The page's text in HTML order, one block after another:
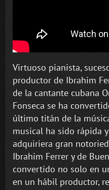
Virtuoso pianista,
productor de Ibrahim
de la cantante cubana
Fonseca se ha
último titán de la
musical ha sido rápida
adquiriera gran
Ibrahim Ferrer y de
convertido no solo en
en un hábil productor,